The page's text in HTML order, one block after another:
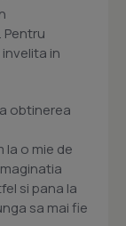
Pentru
in
obtinerea
la o mie de
si pana la
sa mai fie